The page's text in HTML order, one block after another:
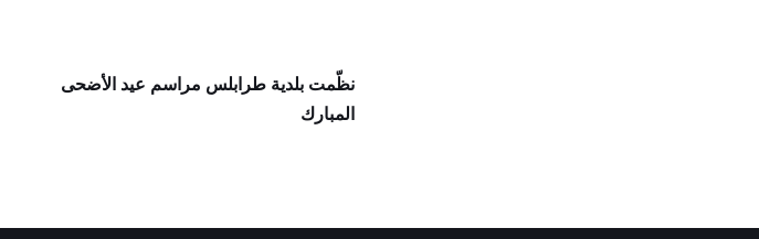
نظّمت بلدية طرابلس مراسم عيد الأضحى
المبارك